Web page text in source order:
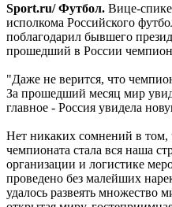
Sport.ru/ Футбол. Вице-
исполкома Российского
поблагодарил бывшего
прошедший в России
"Даже не верится, что
За прошедший месяц мир
главное - Россия увидела
Нет никаких сомнений в том,
чемпионата стала вся наша
организации и логистике
проведено без малейших
удалось развеять множество